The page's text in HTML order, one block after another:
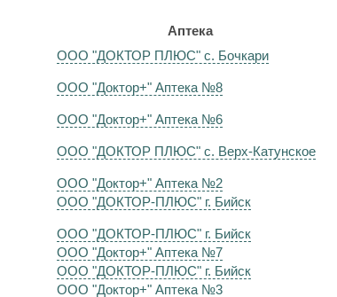
Аптека
ООО "ДОКТОР ПЛЮС" с. Бочкари
ООО "Доктор+" Аптека №8
ООО "Доктор+" Аптека №6
ООО "ДОКТОР ПЛЮС" с. Верх-Катунское
ООО "Доктор+" Аптека №2
ООО "ДОКТОР-ПЛЮС" г. Бийск
ООО "ДОКТОР-ПЛЮС" г. Бийск
ООО "Доктор+" Аптека №7
ООО "ДОКТОР-ПЛЮС" г. Бийск
ООО "Доктор+" Аптека №3